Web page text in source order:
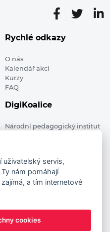
Rychlé odkazy
O nás
Kalendář akcí
Kurzy
FAQ
DigiKoalice
Národní pedagogický institut
rights reserved
from the European
Executive Agency (now
uživatelský servis,
nám pomáhají
a tím internetové
cookies